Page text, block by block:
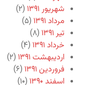
شهریور ۱۳۹۱
(۲)
مرداد ۱۳۹۱
(۵)
تیر ۱۳۹۱
(۸)
خرداد ۱۳۹۱
(۴)
اردیبهشت ۱۳۹۱
(۲)
فروردین ۱۳۹۱
(۶)
اسفند ۱۳۹۰
(۱۰)